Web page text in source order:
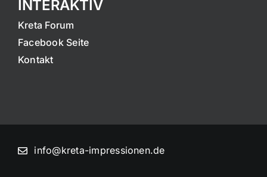
INTERAKTIV
Kreta Forum
Facebook Seite
Kontakt
info@kreta-impressionen.de